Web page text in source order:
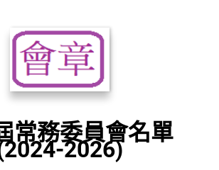
常務委員會名單
2026)